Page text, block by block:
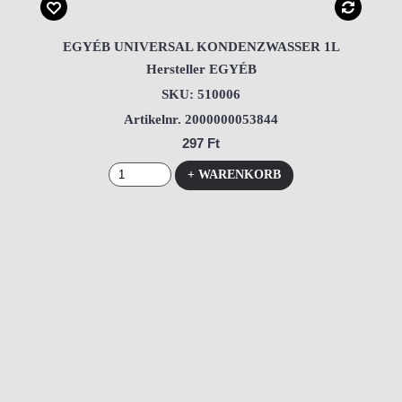
EGYÉB UNIVERSAL KONDENZWASSER 1L
Hersteller EGYÉB
SKU: 510006
Artikelnr. 2000000053844
297 Ft
+ WARENKORB